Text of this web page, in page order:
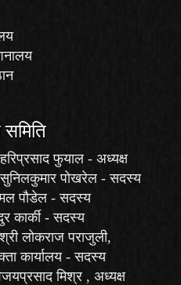
फुयाल - अध्यक्ष
सुनिलकुमार पोखरेल - सदस्य
पौडेल - सदस्य
कार्की - सदस्य
श्री लोकराज पराजुली,
कार्यालय - सदस्य
मिश्र , अध्यक्ष